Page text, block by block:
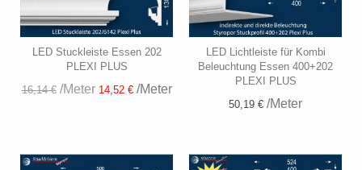
LED Stuckleiste Essen 202
PLEXI PLUS
16,14 €/Meter 14,52 €/Meter
LED Lichtleiste für Kombi
Beleuchtung Essen 400+202
PLEXI PLUS
50,19 € /Meter